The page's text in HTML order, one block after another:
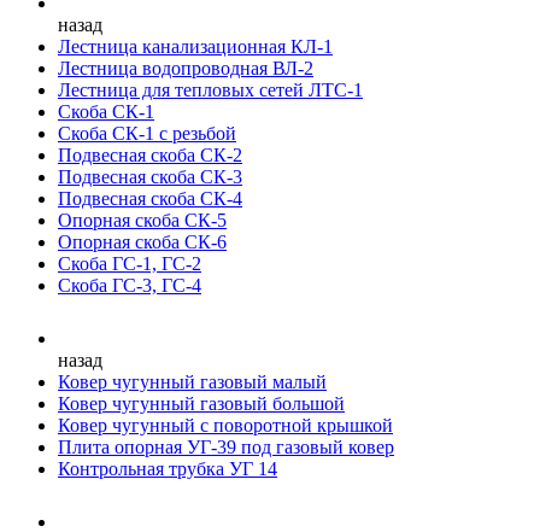
назад
Лестница канализационная КЛ-1
Лестница водопроводная ВЛ-2
Лестница для тепловых сетей ЛТС-1
Скоба СК-1
Скоба СК-1 с резьбой
Подвесная скоба СК-2
Подвесная скоба СК-3
Подвесная скоба СК-4
Опорная скоба СК-5
Опорная скоба СК-6
Скоба ГС-1, ГС-2
Скоба ГС-3, ГС-4
назад
Ковер чугунный газовый малый
Ковер чугунный газовый большой
Ковер чугунный с поворотной крышкой
Плита опорная УГ-39 под газовый ковер
Контрольная трубка УГ 14